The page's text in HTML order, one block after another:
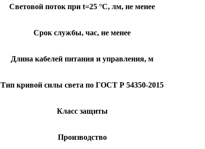
Световой поток при t=25 °С, лм, не менее
Срок службы, час, не менее
Длина кабелей питания и управления, м
Тип кривой силы света по ГОСТ Р 54350-2015
Класс защиты
Производство